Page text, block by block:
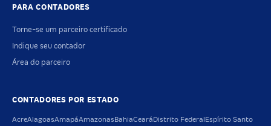
PARA CONTADORES
Torne-se um parceiro certificado
Indique seu contador
Área do parceiro
CONTADORES POR ESTADO
AcreAlagoasAmapáAmazonas BahiaCeará Distrito Federal Espírito Santo